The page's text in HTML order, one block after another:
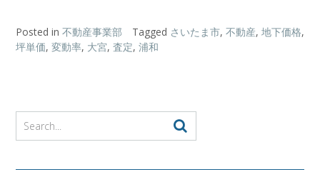
Posted in 不動産事業部 Tagged さいたま市, 不動産, 地下価格,
坪単価, 変動率, 大宮, 査定, 浦和